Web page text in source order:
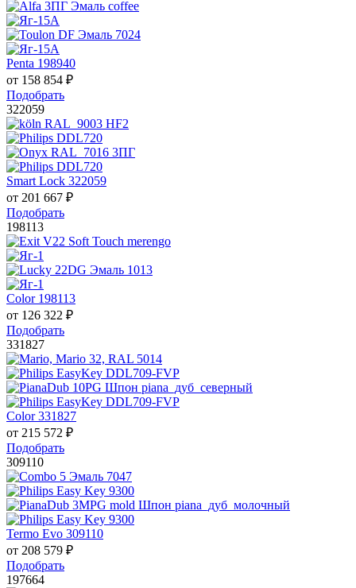
Penta 198940
от 158 854 ₽
Подобрать
322059
Smart Lock 322059
от 201 667 ₽
Подобрать
198113
Color 198113
от 126 322 ₽
Подобрать
331827
Color 331827
от 215 572 ₽
Подобрать
309110
Termo Evo 309110
от 208 579 ₽
Подобрать
197664